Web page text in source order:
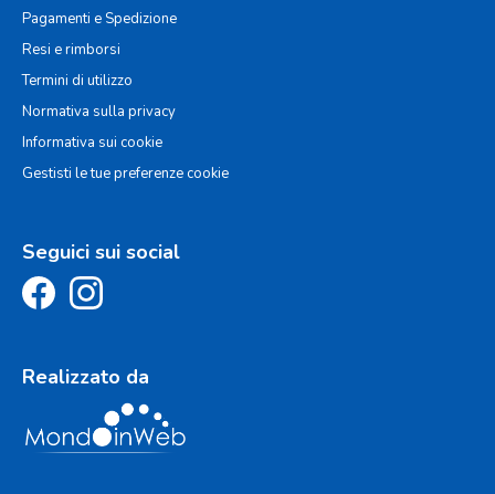
Pagamenti e Spedizione
Resi e rimborsi
Termini di utilizzo
Normativa sulla privacy
Informativa sui cookie
Gestisti le tue preferenze cookie
Seguici sui social
Realizzato da